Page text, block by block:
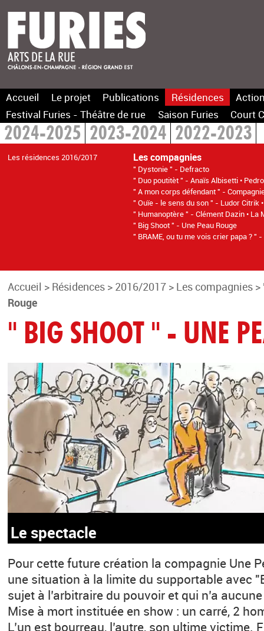
Accueil Le projet Publications Résidences
Festival Furies - Théâtre de rue
Saison Furies Court
2024-2025 2023-2024 2022-2023
Les résidences 2016/2017 Les compagnies
" Dystonie " - Defracto
" Duo poutitèt " - Anaïs Albisetti •
" A mon corps défendant " -
" Ouïe - le sens du son " - Ludor Citrik
" Humanoptère " - Clément Dazin • La
" Big Shoot " - Une Peau Rouge
" BRAME, ou tu me vois crier papa ? "
Accueil > Résidences > 2016/2017 > Les compagnies >
Rouge
" BIG SHOOT " - UNE
Le spectacle
Pour cette future création la compagnie Une
une situation à la limite du supportable avec
sujet à l’arbitraire du pouvoir et qui n’a
Mise à mort instituée en show : un carré, 2
L’un est bourreau, l’autre, son ultime victime.